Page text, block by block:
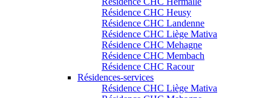
Résidence CHC Heusy
Résidence CHC Landenne
Résidence CHC Liège Mativa
Résidence CHC Mehagne
Résidence CHC Membach
Résidence CHC Racour
Résidences-services
Résidence CHC Liège Mativa